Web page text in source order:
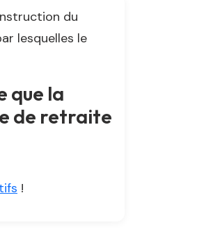
du
lesquelles le
que la
de retraite
!